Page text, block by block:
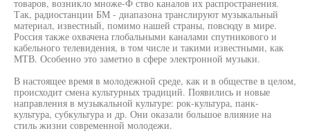
товаров, возникло множе-Ф ство каналов их распространения.
Так, радиостанции БМ - диапазона транслируют музыкальный
материал, известный, помимо нашей страны, повсюду в мире.
Россия также охвачена глобальными каналами спутникового и
кабельного телевидения, в том числе и такими известными, как
МТВ. Особенно это заметно в сфере электронной музыки.
В настоящее время в молодежной среде, как и в обществе в целом,
происходит смена культурных традиций. Появились и новые
направления в музыкальной культуре: рок-культура, панк-
культура, субкультура и др. Они оказали большое влияние на
стиль жизни современной молодежи.